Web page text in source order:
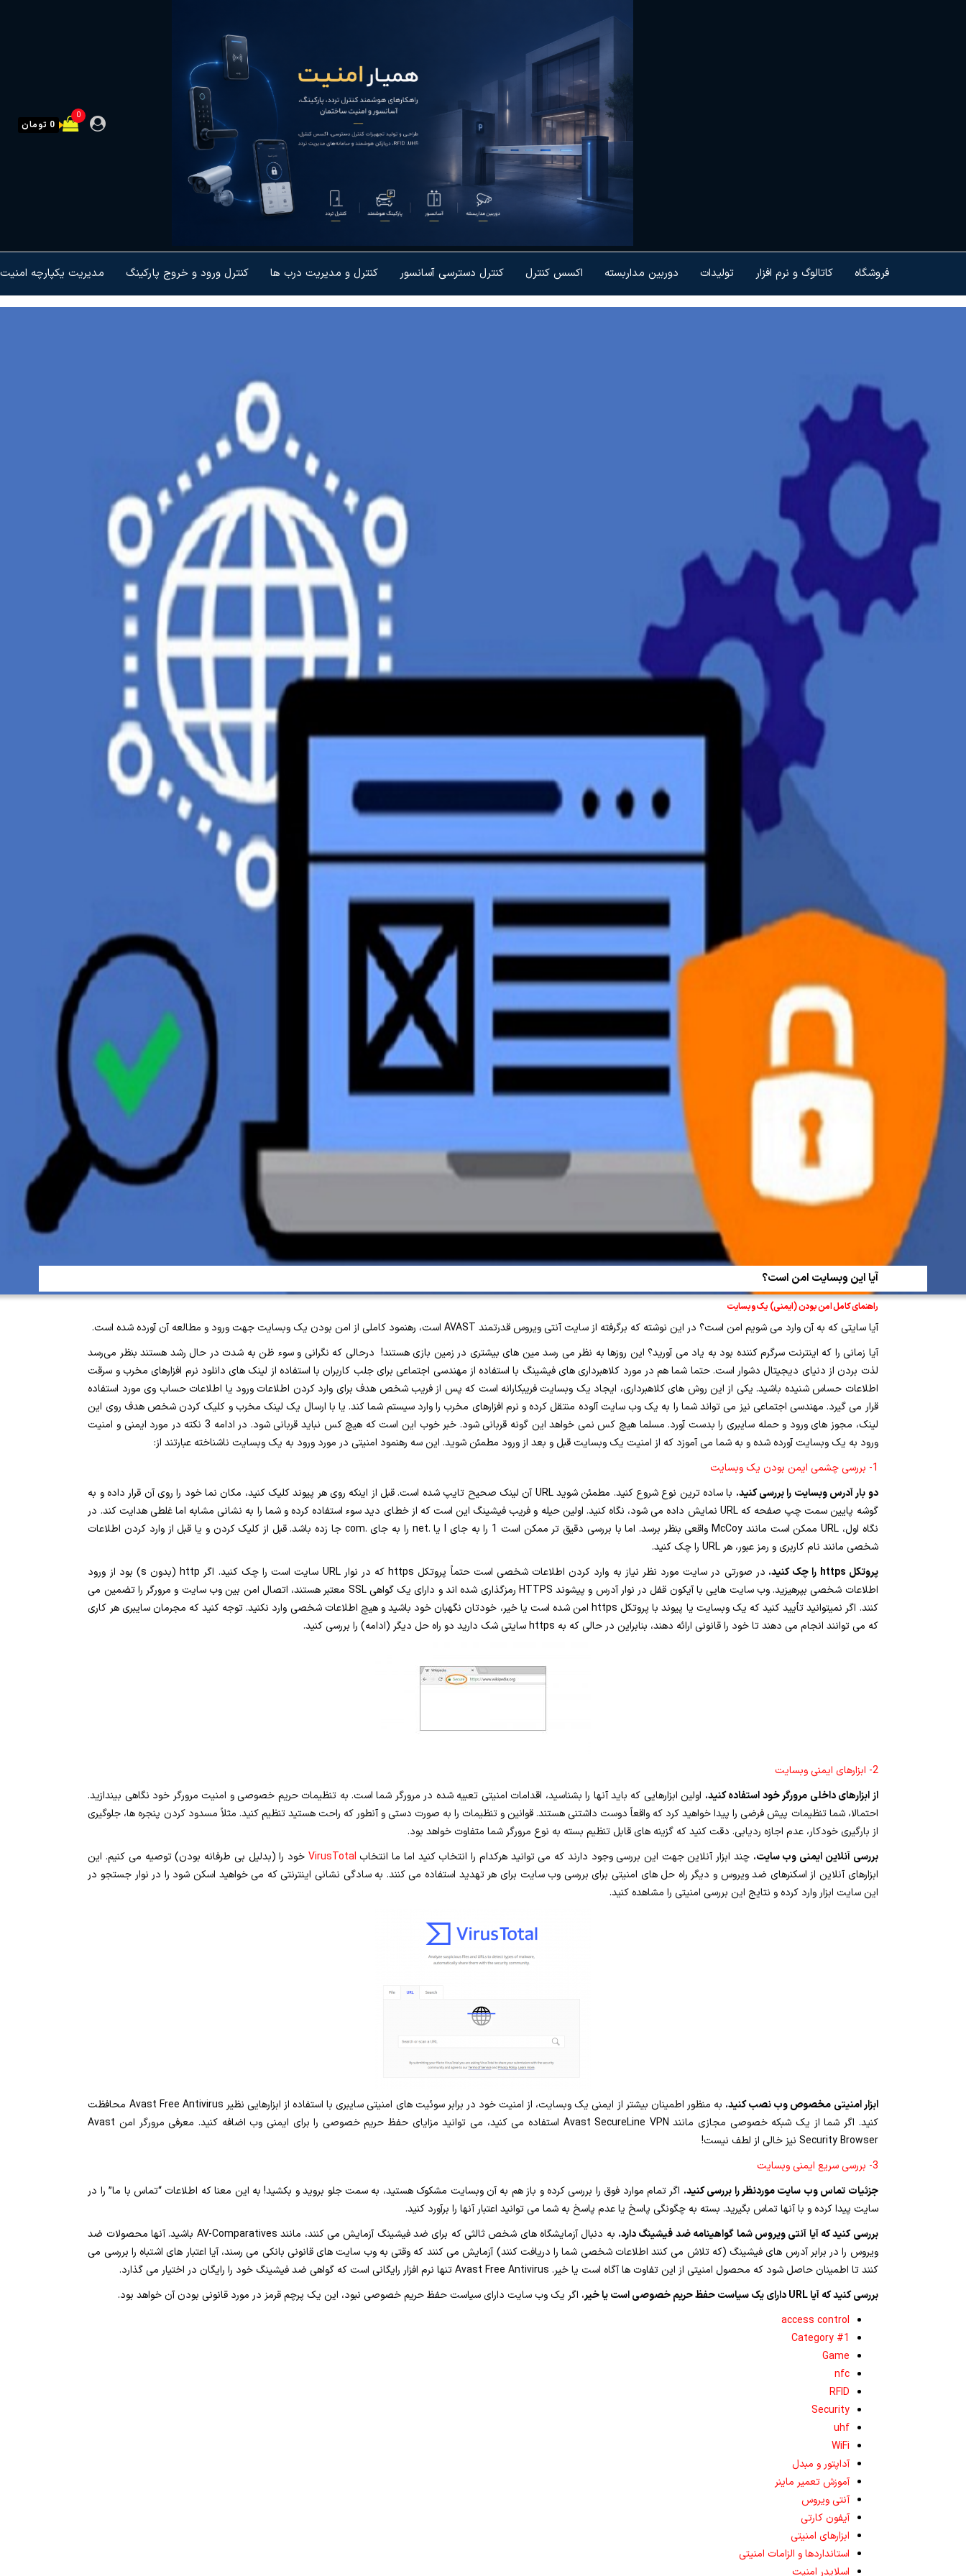
همیار
امنیت
کنترل تردد و
0
0 تومان
مدیریت یکپارچه امنیت کنترل ورود و خروج پارکینگ کنترل و مدیریت درب ها کنترل دسترسی آسانسور اکسس کنترل دوربین مداربسته تولیدات کاتالوگ و نرم افزار فروشگاه
آیا این وبسایت امن است؟
راهنمای کامل امن بودن (ایمنی) یک وبسایت
آیا سایتی که به آن وارد می شویم امن است؟ در این نوشته که برگرفته از سایت آنتی ویروس قدرتمند AVAST است، رهنمود کاملی از امن بودن یک وبسایت جهت ورود و مطالعه آن آورده شده است.
آیا زمانی را که اینترنت سرگرم کننده بود به یاد می آورید؟ این روزها به نظر می رسد مین های بیشتری در زمین بازی هستند! درحالی که نگرانی و سوء ظن به شدت در حال رشد هستند بنظر می‌رسد
لذت بردن از دنیای دیجیتال دشوار است. حتما شما هم در مورد کلاهبرداری های فیشینگ با استفاده از مهندسی اجتماعی برای جلب کاربران با استفاده از لینک های دانلود نرم افزارهای مخرب و سرقت
اطلاعات حساس شنیده باشید. یکی از این روش های کلاهبرداری، ایجاد یک وبسایت فریبکارانه است که پس از فریب شخص هدف برای وارد کردن اطلاعات ورود یا اطلاعات حساب وی مورد استفاده
قرار می گیرد. مهندسی اجتماعی نیز می تواند شما را به یک وب سایت آلوده منتقل کرده و نرم افزارهای مخرب را وارد سیستم شما کند. یا با ارسال یک لینک مخرب و کلیک کردن شخص هدف روی این
لینک، مجوز های ورود و حمله سایبری را بدست آورد. مسلما هیچ کس نمی خواهد این گونه قربانی شود. خبر خوب این است که هیچ کس نباید قربانی شود. در ادامه 3 نکته در مورد ایمنی و امنیت
ورود به یک وبسایت آورده شده و به شما می آموزد که از امنیت یک وبسایت قبل و بعد از ورود مطمئن شوید. این سه رهنمود امنیتی در مورد ورود به یک وبسایت ناشناخته عبارتند از:
1- بررسی چشمی ایمن بودن یک وبسایت
دو بار آدرس وبسایت را بررسی کنید.
با ساده ترین نوع شروع کنید. مطمئن شوید URL آن لینک صحیح تایپ شده است. قبل از اینکه روی هر پیوند کلیک کنید، مکان نما خود را روی آن قرار داده و به
گوشه پایین سمت چپ صفحه که URL نمایش داده می شود، نگاه کنید. اولین حیله و فریب فیشینگ این است که از خطای دید سوء استفاده کرده و شما را به نشانی مشابه اما غلطی هدایت کند. در
نگاه اول، URL ممکن است مانند McCoy واقعی بنظر برسد. اما با بررسی دقیق تر ممکن است 1 را به جای l یا .net را به جای .com جا زده باشد. قبل از کلیک کردن و یا قبل از وارد کردن اطلاعات
شخصی مانند نام کاربری و رمز عبور، هر URL را چک کنید.
پروتکل https را چک کنید.
در صورتی در سایت مورد نظر نیاز به وارد کردن اطلاعات شخصی است حتماً پروتکل https که در نوار URL سایت است را چک کنید. اگر http (بدون s) بود از ورود
اطلاعات شخصی بپرهیزید. وب سایت هایی با آیکون قفل در نوار آدرس و پیشوند HTTPS رمزگذاری شده اند و دارای یک گواهی SSL معتبر هستند، اتصال امن بین وب سایت و مرورگر را تضمین می
کنند. اگر نمیتوانید تأیید کنید که یک وبسایت یا پیوند با پروتکل https امن شده است یا خیر، خودتان نگهبان خود باشید و هیچ اطلاعات شخصی وارد نکنید. توجه کنید که مجرمان سایبری هر کاری
که می توانند انجام می دهند تا خود را قانونی ارائه دهند، بنابراین در حالی که به https سایتی شک دارید دو راه حل دیگر (ادامه) را بررسی کنید.
2- ابزارهای ایمنی وبسایت
از ابزارهای داخلی مرورگر خود استفاده کنید. اولین ابزارهایی که باید آنها را بشناسید، اقدامات امنیتی تعبیه شده در مرورگر شما است. به تنظیمات حریم خصوصی و امنیت مرورگر خود نگاهی بیندازید.
احتمالا، شما تنظیمات پیش فرضی را پیدا خواهید کرد که واقعاً دوست داشتنی هستند. قوانین و تنظیمات را به صورت دستی و آنطور که راحت هستید تنظیم کنید. مثلاً مسدود کردن پنجره ها، جلوگیری
از بارگیری خودکار، عدم اجازه ردیابی. دقت کنید که گزینه های قابل تنظیم بسته به نوع مرورگر شما متفاوت خواهد بود.
بررسی آنلاین ایمنی وب سایت. چند ابزار آنلاین جهت این بررسی وجود دارند که می توانید هرکدام را انتخاب کنید اما ما انتخاب VirusTotal خود را (بدلیل بی طرفانه بودن) توصیه می کنیم. این
ابزارهای آنلاین از اسکنرهای ضد ویروس و دیگر راه حل های امنیتی برای بررسی وب سایت برای هر تهدید استفاده می کنند. به سادگی نشانی اینترنتی که می خواهید اسکن شود را در نوار جستجو در
این سایت ابزار وارد کرده و نتایج این بررسی امنیتی را مشاهده کنید.
ابزار امنیتی مخصوص وب نصب کنید.
به منظور اطمینان بیشتر از ایمنی یک وبسایت، از امنیت خود در برابر سوئیت های امنیتی سایبری با استفاده از ابزارهایی نظیر Avast Free Antivirus محافظت
کنید. اگر شما از یک شبکه خصوصی مجازی مانند Avast SecureLine VPN استفاده می کنید، می توانید مزایای حفظ حریم خصوصی را برای ایمنی وب اضافه کنید. معرفی مرورگر امن Avast
Security Browser نیز خالی از لطف نیست!
3- بررسی سریع ایمنی وبسایت
جزئیات تماس وب سایت موردنظر را بررسی کنید. اگر تمام موارد فوق را بررسی کرده و باز هم به آن وبسایت مشکوک هستید، به سمت جلو بروید و بکشید! به این معنا که اطلاعات “تماس با ما” را در
سایت پیدا کرده و با آنها تماس بگیرید. بسته به چگونگی پاسخ یا عدم پاسخ به شما می توانید اعتبار آنها را برآورد کنید.
بررسی کنید که آیا آنتی ویروس شما گواهینامه ضد فیشینگ دارد.
به دنبال آزمایشگاه های شخص ثالثی که برای ضد فیشینگ آزمایش می کنند، مانند AV-Comparatives باشید. آنها محصولات ضد
ویروس را در برابر آدرس های فیشینگ (که تلاش می کنند اطلاعات شخصی شما را دریافت کنند) آزمایش می کنند که وقتی به وب سایت های قانونی بانکی می رسند، آیا اعتبار های اشتباه را بررسی می
کنند تا اطمینان حاصل شود که محصول امنیتی از این تفاوت ها آگاه است یا خیر. Avast Free Antivirus تنها نرم افزار رایگانی است که گواهی ضد فیشینگ خود را رایگان در اختیار می گذارد.
بررسی کنید که آیا URL دارای یک سیاست حفظ حریم خصوصی است یا خیر.
اگر یک وب سایت دارای سیاست حفظ حریم خصوصی نبود، این یک پرچم قرمز در مورد قانونی بودن آن خواهد بود.
access control
Category #1
Game
nfc
RFID
Security
uhf
WiFi
آداپتور و مبدل
آموزش تعمیر ماینر
آنتی ویروس
آیفون کارتی
ابزارهای امنیتی
استانداردها و الزامات امنیتی
اسلایدر امنیت